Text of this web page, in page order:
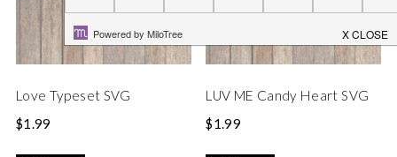
Love Typeset SVG
$1.99
LUV ME Candy Heart SVG
$1.99